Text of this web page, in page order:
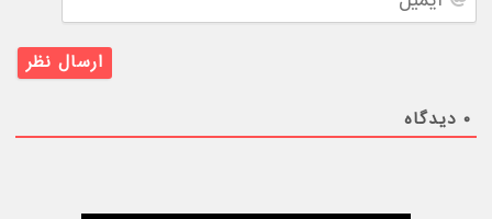
۰ دیدگاه